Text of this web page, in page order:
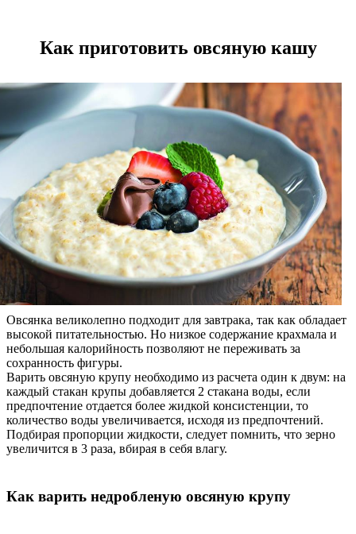
Как приготовить овсяную кашу
Овсянка великолепно подходит для завтрака, так как обладает
высокой питательностью. Но низкое содержание крахмала и
небольшая калорийность позволяют не переживать за
сохранность фигуры.
Варить овсяную крупу необходимо из расчета один к двум: на
каждый стакан крупы добавляется 2 стакана воды, если
предпочтение отдается более жидкой консистенции, то
количество воды увеличивается, исходя из предпочтений.
Подбирая пропорции жидкости, следует помнить, что зерно
увеличится в 3 раза, вбирая в себя влагу.
Как варить недробленую овсяную крупу